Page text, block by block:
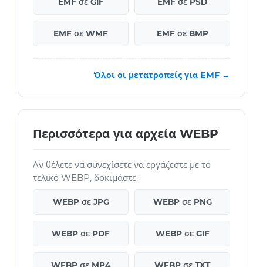
EMF σε WMF EMF σε BMP
Όλοι οι μετατροπείς για EMF →
Περισσότερα για αρχεία WEBP
Αν θέλετε να συνεχίσετε να εργάζεστε με το
τελικό WEBP, δοκιμάστε:
WEBP σε JPG WEBP σε PNG
WEBP σε PDF WEBP σε GIF